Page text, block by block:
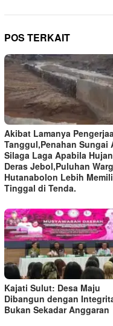
POS TERKAIT
Akibat Lamanya
Tanggul,Penahan Sungai
Silaga Laga Apabila Hujan
Deras Jebol,Puluhan
Hutanabolon Lebih
Tinggal di Tenda.
Kajati Sulut: Desa Maju
Dibangun dengan
Bukan Sekadar Anggaran